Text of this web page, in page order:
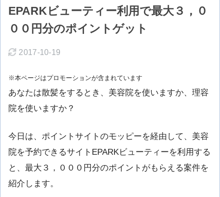
EPARKビューティー利用で最大３，０
００円分のポイントゲット
2017-10-19
※本ページはプロモーションが含まれています
あなたは散髪をするとき、美容院を使いますか、理容
院を使いますか？
今日は、ポイントサイトのモッピーを経由して、美容
院を予約できるサイトEPARKビューティーを利用する
と、最大３，０００円分のポイントがもらえる案件を
紹介します。